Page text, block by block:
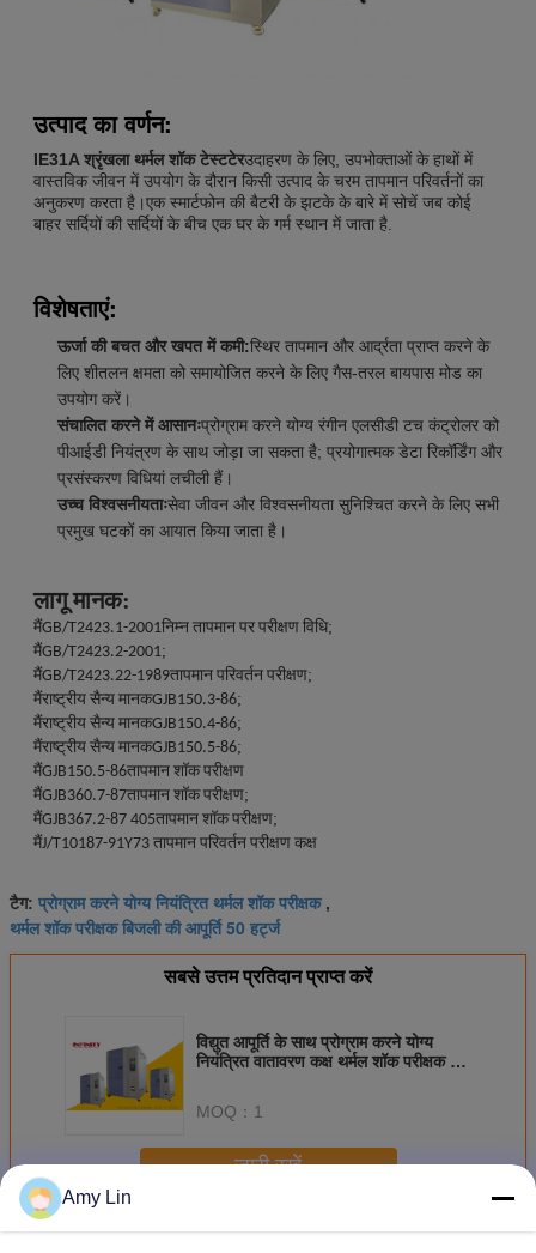
उत्पाद का वर्णन:
IE31A श्रृंखला थर्मल शॉक टेस्टटेरउदाहरण के लिए, उपभोक्ताओं के हाथों में
वास्तविक जीवन में उपयोग के दौरान किसी उत्पाद के चरम तापमान परिवर्तनों का
अनुकरण करता है।एक स्मार्टफोन की बैटरी के झटके के बारे में सोचें जब कोई
बाहर सर्दियों की सर्दियों के बीच एक घर के गर्म स्थान में जाता है.
विशेषताएं:
ऊर्जा की बचत और खपत में कमी:स्थिर तापमान और आर्द्रता प्राप्त करने के
लिए शीतलन क्षमता को समायोजित करने के लिए गैस-तरल बायपास मोड का
उपयोग करें।
संचालित करने में आसानःप्रोग्राम करने योग्य रंगीन एलसीडी टच कंट्रोलर को
पीआईडी नियंत्रण के साथ जोड़ा जा सकता है; प्रयोगात्मक डेटा रिकॉर्डिंग और
प्रसंस्करण विधियां लचीली हैं।
उच्च विश्वसनीयताःसेवा जीवन और विश्वसनीयता सुनिश्चित करने के लिए सभी
प्रमुख घटकों का आयात किया जाता है।
लागू मानक:
मैंGB/T2423.1-2001निम्न तापमान पर परीक्षण विधि;
मैंGB/T2423.2-2001;
मैंGB/T2423.22-1989तापमान परिवर्तन परीक्षण;
मैंराष्ट्रीय सैन्य मानकGJB150.3-86;
मैंराष्ट्रीय सैन्य मानकGJB150.4-86;
मैंराष्ट्रीय सैन्य मानकGJB150.5-86;
मैंGJB150.5-86तापमान शॉक परीक्षण
मैंGJB360.7-87तापमान शॉक परीक्षण;
मैंGJB367.2-87 405तापमान शॉक परीक्षण;
मैंJ/T10187-91Y73 तापमान परिवर्तन परीक्षण कक्ष
टैग: प्रोग्राम करने योग्य नियंत्रित थर्मल शॉक परीक्षक,
थर्मल शॉक परीक्षक बिजली की आपूर्ति 50 हर्ट्ज
सबसे उत्तम प्रतिदान प्राप्त करें
विद्युत आपूर्ति के साथ प्रोग्राम करने योग्य
नियंत्रित वातावरण कक्ष थर्मल शॉक परीक्षक 50
MOQ： 1
जारी रखें
अधिकथर्मल शॉक टेस्ट चैंबर
Amy Lin